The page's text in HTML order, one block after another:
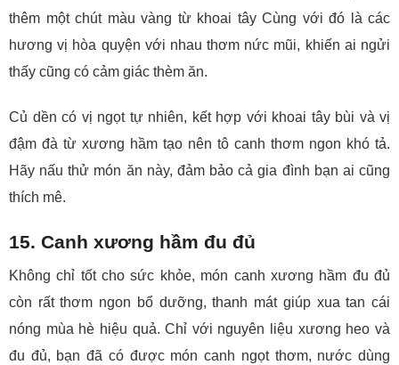
thêm một chút màu vàng từ khoai tây Cùng với đó là các
hương vị hòa quyện với nhau thơm nức mũi, khiến ai ngửi
thấy cũng có cảm giác thèm ăn.
Củ dền có vị ngọt tự nhiên, kết hợp với khoai tây bùi và vị
đậm đà từ xương hầm tạo nên tô canh thơm ngon khó tả.
Hãy nấu thử món ăn này, đảm bảo cả gia đình bạn ai cũng
thích mê.
15. Canh xương hầm đu đủ
Không chỉ tốt cho sức khỏe, món canh xương hầm đu đủ
còn rất thơm ngon bổ dưỡng, thanh mát giúp xua tan cái
nóng mùa hè hiệu quả. Chỉ với nguyên liệu xương heo và
đu đủ, bạn đã có được món canh ngọt thơm, nước dùng